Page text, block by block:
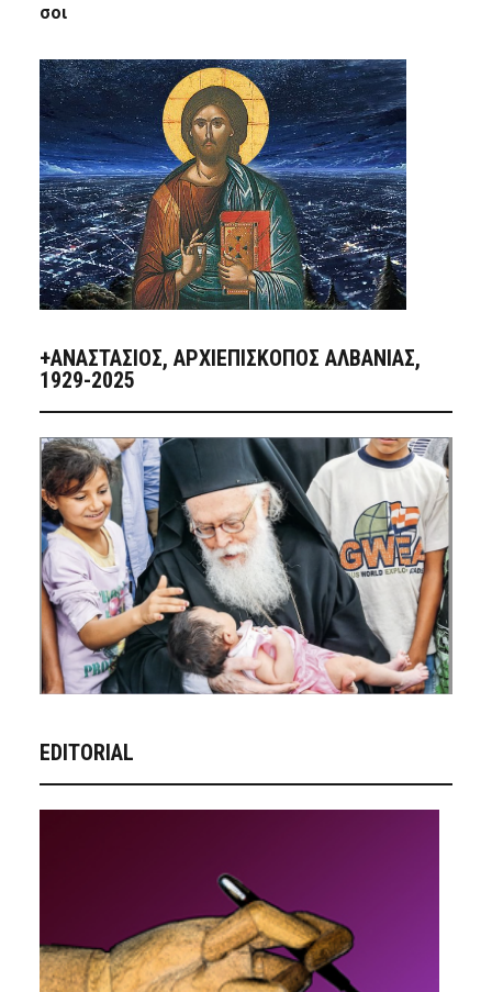
σοι
+ΑΝΑΣΤΆΣΙΟΣ, ΑΡΧΙΕΠΊΣΚΟΠΟΣ ΑΛΒΑΝΊΑΣ,
1929-2025
EDITORIAL